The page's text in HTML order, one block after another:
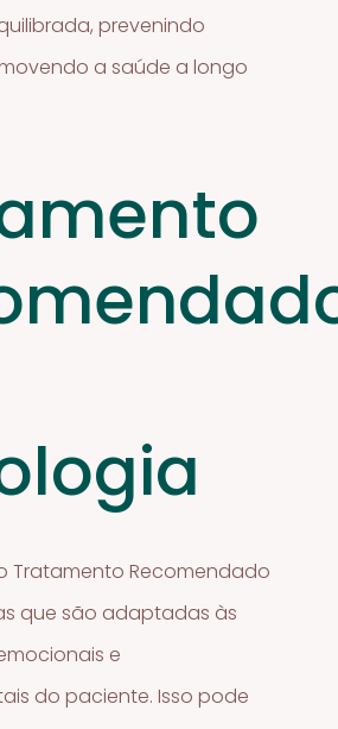
prevenindo
a saúde a longo
Tratamento Recomendado
que são adaptadas às
e
do paciente. Isso pode